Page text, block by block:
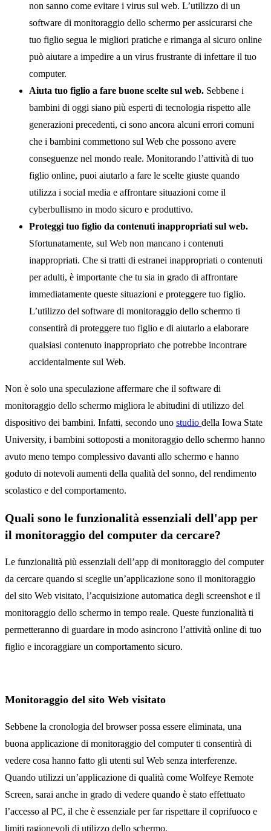
non sanno come evitare i virus sul web. L’utilizzo di un
software di monitoraggio dello schermo per assicurarsi che
tuo figlio segua le migliori pratiche e rimanga al sicuro online
può aiutare a impedire a un virus frustrante di infettare il tuo
computer.
Aiuta tuo figlio a fare buone scelte sul web. Sebbene i
bambini di oggi siano più esperti di tecnologia rispetto alle
generazioni precedenti, ci sono ancora alcuni errori comuni
che i bambini commettono sul Web che possono avere
conseguenze nel mondo reale. Monitorando l’attività di tuo
figlio online, puoi aiutarlo a fare le scelte giuste quando
utilizza i social media e affrontare situazioni come il
cyberbullismo in modo sicuro e produttivo.
Proteggi tuo figlio da contenuti inappropriati sul web.
Sfortunatamente, sul Web non mancano i contenuti
inappropriati. Che si tratti di estranei inappropriati o contenuti
per adulti, è importante che tu sia in grado di affrontare
immediatamente queste situazioni e proteggere tuo figlio.
L’utilizzo del software di monitoraggio dello schermo ti
consentirà di proteggere tuo figlio e di aiutarlo a elaborare
qualsiasi contenuto inappropriato che potrebbe incontrare
accidentalmente sul Web.
Non è solo una speculazione affermare che il software di
monitoraggio dello schermo migliora le abitudini di utilizzo del
dispositivo dei bambini. Infatti, secondo uno studio della Iowa State
University, i bambini sottoposti a monitoraggio dello schermo hanno
avuto meno tempo complessivo davanti allo schermo e hanno
goduto di notevoli aumenti della qualità del sonno, del rendimento
scolastico e del comportamento.
Quali sono le funzionalità essenziali dell'app per
il monitoraggio del computer da cercare?
Le funzionalità più essenziali dell’app di monitoraggio del computer
da cercare quando si sceglie un’applicazione sono il monitoraggio
del sito Web visitato, l’acquisizione automatica degli screenshot e il
monitoraggio dello schermo in tempo reale. Queste funzionalità ti
permetteranno di guardare in modo asincrono l’attività online di tuo
figlio e incoraggiare un comportamento sicuro.
Monitoraggio del sito Web visitato
Sebbene la cronologia del browser possa essere eliminata, una
buona applicazione di monitoraggio del computer ti consentirà di
vedere cosa hanno fatto gli utenti sul Web senza interferenze.
Quando utilizzi un’applicazione di qualità come Wolfeye Remote
Screen, sarai anche in grado di vedere quando è stato effettuato
l’accesso al PC, il che è essenziale per far rispettare il coprifuoco e
limiti ragionevoli di utilizzo dello schermo.